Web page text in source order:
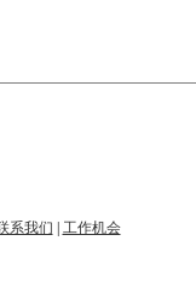
系我们 工作机会